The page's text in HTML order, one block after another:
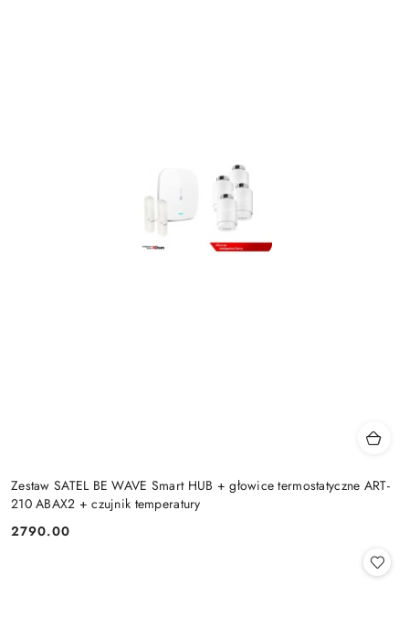
Zestaw SATEL BE WAVE Smart HUB + głowice termostatyczne ART-
210 ABAX2 + czujnik temperatury
Cena:
2790.00